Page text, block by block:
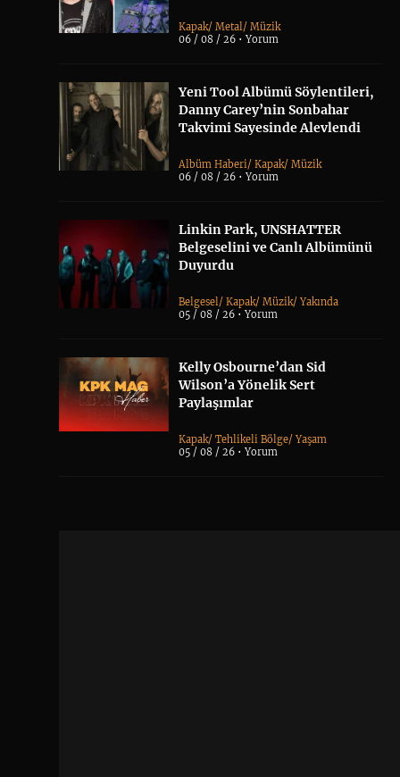
Kapak/Metal/Müzik
06 / 08 / 26 •Yorum
Yeni Tool Albümü Söylentileri,
Danny Carey’nin Sonbahar
Takvimi Sayesinde Alevlendi
Albüm Haberi/Kapak/Müzik
06 / 08 / 26 •Yorum
Linkin Park, UNSHATTER
Belgeselini ve Canlı Albümünü
Duyurdu
Belgesel/Kapak/Müzik/Yakında
05 / 08 / 26 •Yorum
Kelly Osbourne’dan Sid
Wilson’a Yönelik Sert
Paylaşımlar
Kapak/Tehlikeli Bölge/Yaşam
05 / 08 / 26 •Yorum